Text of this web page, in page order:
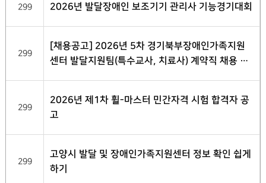
299 2026년 발달장애인 보조기기 관리사 기능경기대회
299
[채용공고] 2026년 5차 경기북부장애인가족지원
센터 발달지원팀(특수교사, 치료사) 계약직 채용 서
299
2026년 제1차 휠-마스터 민간자격 시험 합격자 공
고
299
고양시 발달 및 장애인가족지원센터 정보 확인 쉽게
하기